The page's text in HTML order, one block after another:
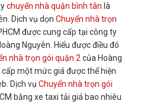
chuyển nhà quận bình tân là
Dịch vụ dọnChuyển nhà trọn
được cung cấp tại công ty
Nguyên. Hiểu được điều đó
nhà trọn gói quận 2 của Hoàng
cấp một mức giá được thể hiện
Dịch vụChuyển nhà trọn gói
bằng xe taxi tải giá bao nhiêu